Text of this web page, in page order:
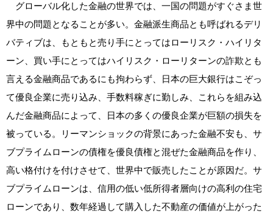
グローバル化した金融の世界では、一国の問題がすぐさま世
界中の問題となることが多い。金融派生商品とも呼ばれるデリ
バティブは、もともと売り手にとってはローリスク・ハイリタ
ーン、買い手にとってはハイリスク・ローリターンの詐欺とも
言える金融商品であるにも拘わらず、日本の巨大銀行はこぞっ
て優良企業に売り込み、手数料稼ぎに勤しみ、これらを組み込
んだ金融商品によって、日本の多くの優良企業が巨額の損失を
被っている。リーマンショックの背景にあった金融不安も、サ
ブプライムローンの債権を優良債権と混ぜた金融商品を作り、
高い格付けを付けさせて、世界中で販売したことが原因だ。サ
ブプライムローンは、信用の低い低所得者層向けの高利の住宅
ローンであり、数年経過して購入した不動産の価値が上がった